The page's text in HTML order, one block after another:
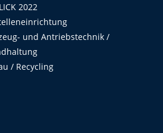
2022
und Antriebstechnik /
/ Recycling